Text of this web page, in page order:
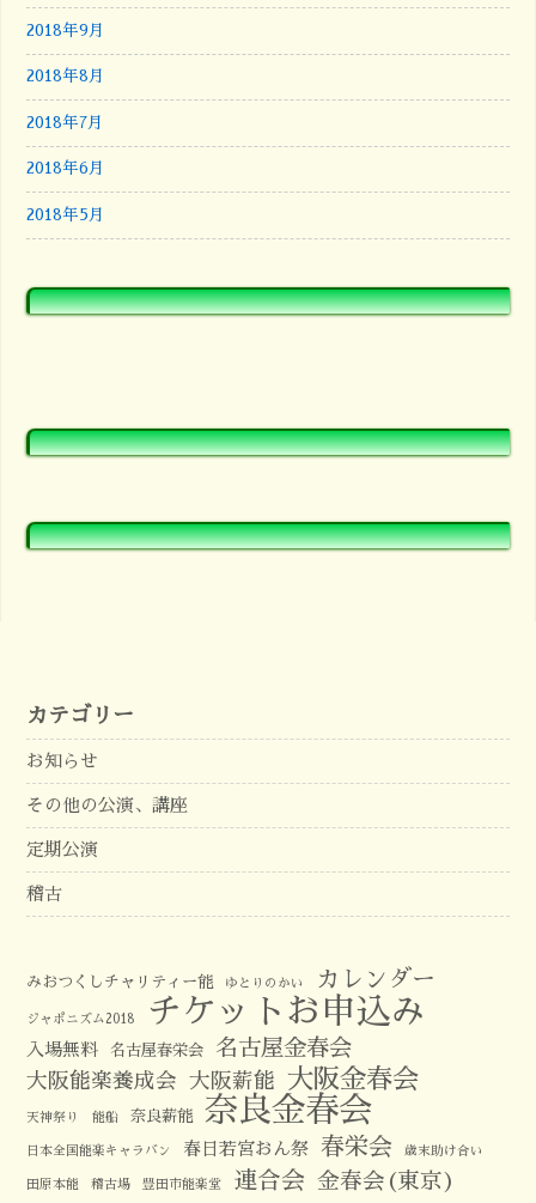
2018年9月
2018年8月
2018年7月
2018年6月
2018年5月
カテゴリー
お知らせ
その他の公演、講座
定期公演
稽古
みおつくしチャリティー能 ゆとりのかい カレンダー
ジャポニズム2018 チケットお申込み
入場無料 名古屋春栄会 名古屋金春会
大阪能楽養成会 大阪薪能 大阪金春会
天神祭り 能船 奈良薪能 奈良金春会
日本全国能楽キャラバン 春日若宮おん祭 春栄会 歳末助け合い
田原本能 稽古場 豊田市能楽堂 連合会 金春会(東京)